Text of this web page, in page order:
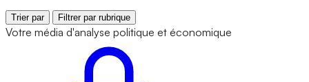
Trier par Filtrer par rubrique
Votre média d'analyse politique et économique